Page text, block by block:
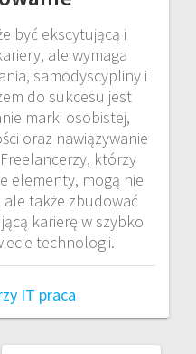
być ekscytującą i
ale wymaga
samodyscypliny i
do sukcesu jest
marki osobistej,
oraz nawiązywanie
którzy
elementy, mogą nie
także zbudować
karierę w szybko
technologii.
IT praca